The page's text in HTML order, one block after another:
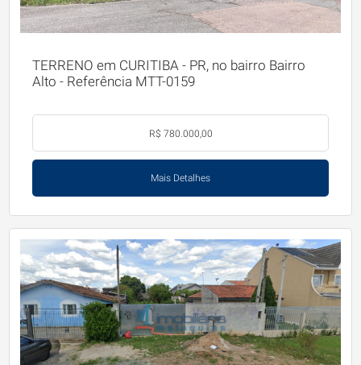
TERRENO em CURITIBA - PR, no bairro Bairro
Alto - Referência MTT-0159
R$ 780.000,00
Mais Detalhes